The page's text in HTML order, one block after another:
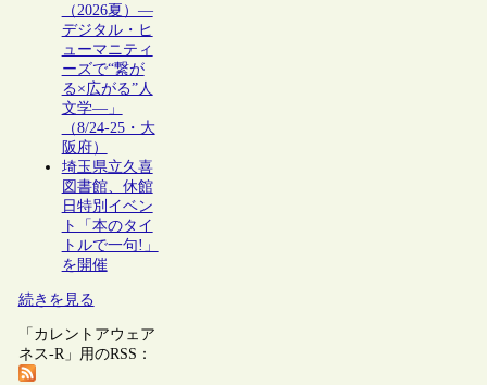
（2026夏）―
デジタル・ヒ
ューマニティ
ーズで“繋が
る×広がる”人
文学―」
（8/24-25・大
阪府）
埼玉県立久喜
図書館、休館
日特別イベン
ト「本のタイ
トルで一句!」
を開催
続きを見る
「カレントアウェア
ネス-R」用のRSS：